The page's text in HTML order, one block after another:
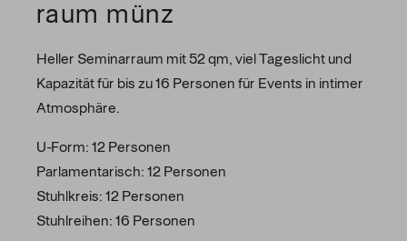
raum münz
Heller Seminarraum mit 52 qm, viel Tageslicht und
Kapazität für bis zu 16 Personen für Events in intimer
Atmosphäre.
U-Form: 12 Personen
Parlamentarisch: 12 Personen
Stuhlkreis: 12 Personen
Stuhlreihen: 16 Personen